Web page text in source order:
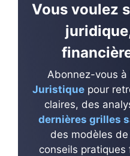
Vous voulez
Abonnez-vous à
Juristiquepour
claires, des
dernières grilles
des modèles
conseils